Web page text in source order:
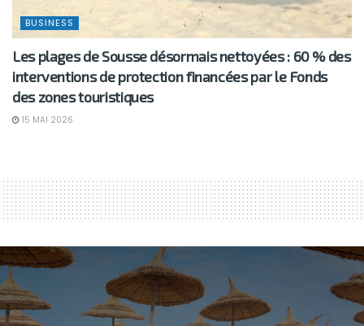
BUSINESS
Les plages de Sousse désormais nettoyées : 60 % des
interventions de protection financées par le Fonds
des zones touristiques
15 MAI 2026